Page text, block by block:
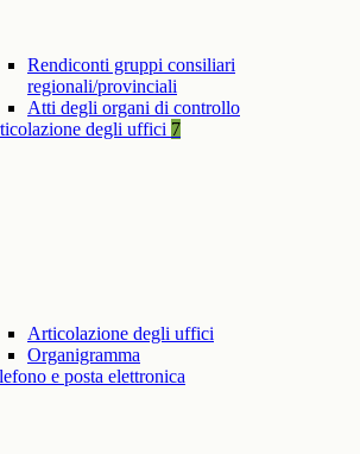
Rendiconti gruppi consiliari
regionali/provinciali
Atti degli organi di controllo
degli uffici 7
Articolazione degli uffici
Organigramma
e posta elettronica